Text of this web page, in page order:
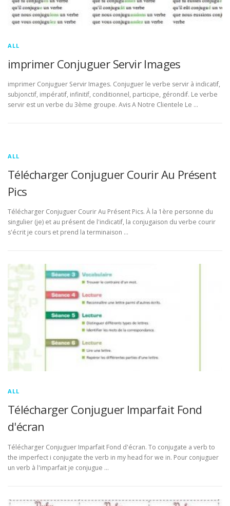
ALL
imprimer Conjuguer Servir Images
imprimer Conjuguer Servir Images. Conjuguer le verbe servir à indicatif,
subjonctif, impératif, infinitif, conditionnel, participe, gérondif. Le verbe
servir est un verbe du 3ème groupe. Avis A Notre Clientele Le …
ALL
Télécharger Conjuguer Courir Au Présent
Pics
Télécharger Conjuguer Courir Au Présent Pics. À la 1ère personne du
singulier (je) et au présent de l'indicatif, la conjugaison du verbe courir
s'écrit je cours et prend la terminaison …
ALL
Télécharger Conjuguer Imparfait Fond
d'écran
Télécharger Conjuguer Imparfait Fond d'écran. To conjugate a verb to
the imperfect i conjugate the verb in my head for we in. Pour conjuguer
un verb à l'imparfait je conjugue …